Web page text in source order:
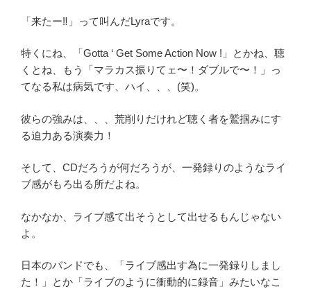
「来たー‼︎」って叫んだLyraです。
特くにね、「Gotta ‘ Get Some Action Now !」とかね、聴
くとね、もう「マラカス振りてェ〜！ダブルで〜！」っ
てなる私は病気です、ハイ、、、(笑)。
彼らの強みは、、、荒削りだけれど聴く者を鷲掴みにす
る迫力ある演奏力！
そして、CDだろうが何だろうが、一発録りのようなライ
ブ感がもろ出る所だよね。
なかなか、ライブ感て出そうとして出せるもんじゃない
よ。
日本のバンドでも、「ライブ感出す為に一発録りしまし
た！」とか「ライブのように衝動的に録音」みたいなこ